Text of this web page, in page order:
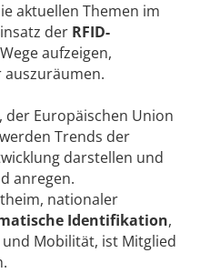
aktuellen Themen im
der RFID-
aufzeigen,
auszuräumen.
Europäischen Union
Trends der
darstellen und
anregen.
nationaler
Identifikation,
und Mobilität, ist Mitglied